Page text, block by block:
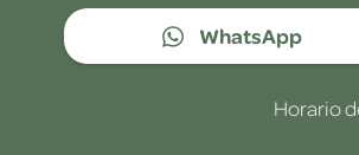
WhatsApp
Horario